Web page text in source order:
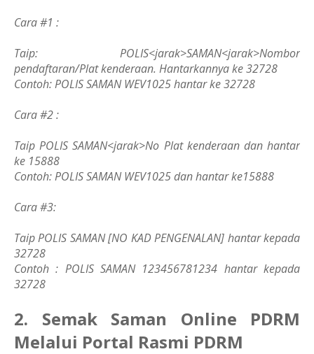
Cara #1 :
Taip: POLIS<jarak>SAMAN<jarak>Nombor
pendaftaran/Plat kenderaan. Hantarkannya ke 32728
Contoh: POLIS SAMAN WEV1025 hantar ke 32728
Cara #2 :
Taip POLIS SAMAN<jarak>No Plat kenderaan dan hantar
ke 15888
Contoh: POLIS SAMAN WEV1025 dan hantar ke15888
Cara #3:
Taip POLIS SAMAN [NO KAD PENGENALAN] hantar kepada
32728
Contoh : POLIS SAMAN 123456781234 hantar kepada
32728
2. Semak Saman Online PDRM
Melalui Portal Rasmi PDRM